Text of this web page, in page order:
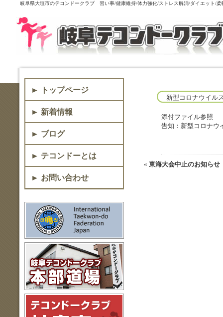
岐阜県大垣市のテコンドークラブ 習い事/健康維持/体力強化/ストレス解消/ダイエッ
► トップページ
► 新着情報
► ブログ
► テコンドーとは
► お問い合わせ
新型コロナウイル
添付ファイル参照
告知：新型コロナウ
« 東海大会中止のお知らせ